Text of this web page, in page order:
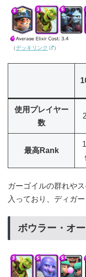
（デッキリンク ）
使用プレイヤー
数
最高Rank
ガーゴイルの群れや
入っており、ディガ
ボウラー・オ